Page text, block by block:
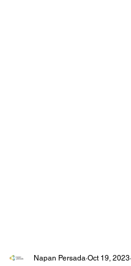
Napan Persada Oct 19, 2023